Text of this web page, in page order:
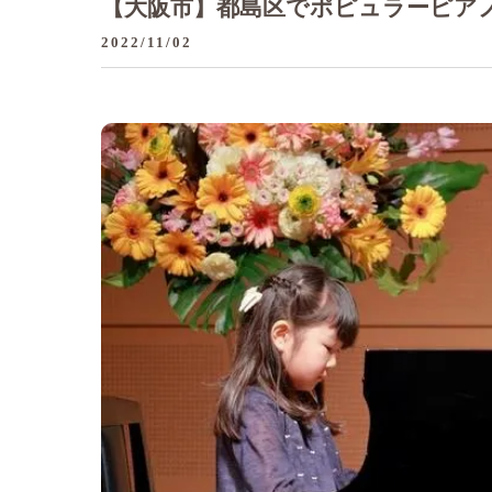
【大阪市】都島区でポピュラーピ
2022/11/02